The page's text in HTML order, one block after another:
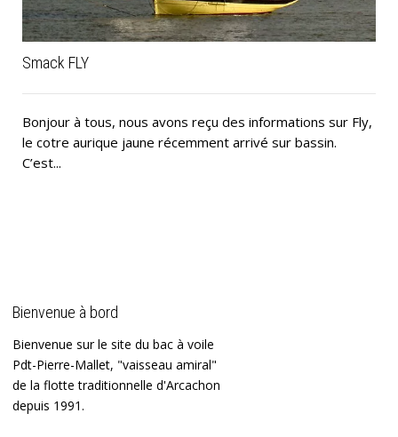
Smack FLY
Bonjour à tous, nous avons reçu des informations sur Fly,
le cotre aurique jaune récemment arrivé sur bassin.
C’est...
Bienvenue à bord
Bienvenue sur le site du bac à voile
Pdt-Pierre-Mallet, "vaisseau amiral"
de la flotte traditionnelle d'Arcachon
depuis 1991.